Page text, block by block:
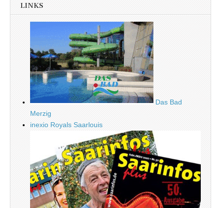
LINKS
Das Bad
Merzig
inexio Royals Saarlouis